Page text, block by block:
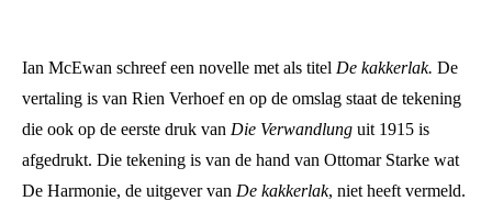
Ian McEwan schreef een novelle met als titel De kakkerlak. De
vertaling is van Rien Verhoef en op de omslag staat de tekening
die ook op de eerste druk van Die Verwandlung uit 1915 is
afgedrukt. Die tekening is van de hand van Ottomar Starke wat
De Harmonie, de uitgever van De kakkerlak, niet heeft vermeld.